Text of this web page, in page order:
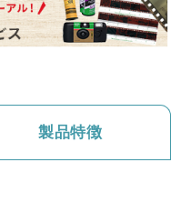
製品特徴